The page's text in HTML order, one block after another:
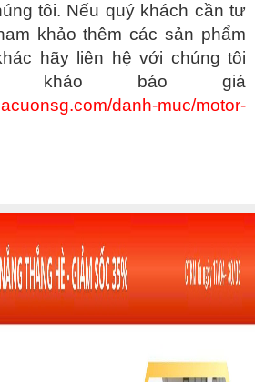
tôi. Nếu quý khách cần tư
khảo thêm các sản phẩm
hãy liên hệ với chúng tôi
khảo báo giá
danh-muc/motor-